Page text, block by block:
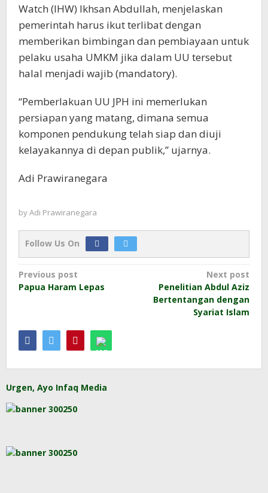
Watch (IHW) Ikhsan Abdullah, menjelaskan
pemerintah harus ikut terlibat dengan
memberikan bimbingan dan pembiayaan untuk
pelaku usaha UMKM jika dalam UU tersebut
halal menjadi wajib (mandatory).
“Pemberlakuan UU JPH ini memerlukan
persiapan yang matang, dimana semua
komponen pendukung telah siap dan diuji
kelayakannya di depan publik,” ujarnya.
Adi Prawiranegara
byAdi Prawiranegara
Follow Us On
Post
navigation
Previous post
Papua Haram Lepas
Next post
Penelitian Abdul Aziz
Bertentangan dengan
Syariat Islam
Urgen, Ayo Infaq Media